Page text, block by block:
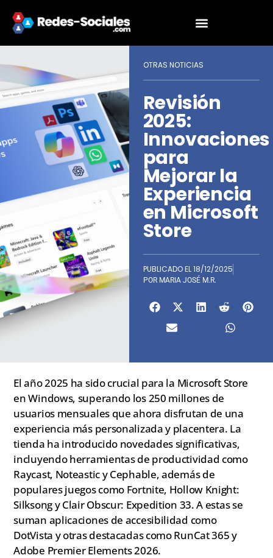
OTRAS NOTICIAS
Revisión
2025:
Innovaciones
para
Mejorar la
Experiencia
en Microsoft
Store
PUBLICADO EL18/12/2025
POR MARIA JOSÉ M.R.
El año 2025 ha sido crucial para la Microsoft Store
en Windows, superando los 250 millones de
usuarios mensuales que ahora disfrutan de una
experiencia más personalizada y placentera. La
tienda ha introducido novedades significativas,
incluyendo herramientas de productividad como
Raycast, Noteastic y Cephable, además de
populares juegos como Fortnite, Hollow Knight:
Silksong y Clair Obscur: Expedition 33. A estas se
suman aplicaciones de accesibilidad como
DotVista y otras destacadas como RunCat 365 y
Adobe Premier Elements 2026.